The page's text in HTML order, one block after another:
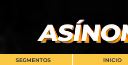
SEGMENTOS INICIO